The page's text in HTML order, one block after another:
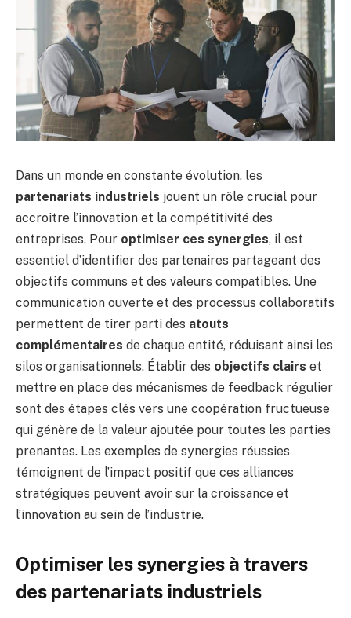
Dans un monde en constante évolution, les
partenariats industriels jouent un rôle crucial pour
accroitre l’innovation et la compétitivité des
entreprises. Pour optimiser ces synergies, il est
essentiel d’identifier des partenaires partageant des
objectifs communs et des valeurs compatibles. Une
communication ouverte et des processus collaboratifs
permettent de tirer parti des atouts
complémentaires de chaque entité, réduisant ainsi les
silos organisationnels. Établir des objectifs clairs et
mettre en place des mécanismes de feedback régulier
sont des étapes clés vers une coopération fructueuse
qui génère de la valeur ajoutée pour toutes les parties
prenantes. Les exemples de synergies réussies
témoignent de l’impact positif que ces alliances
stratégiques peuvent avoir sur la croissance et
l’innovation au sein de l’industrie.
Optimiser les synergies à travers
des partenariats industriels